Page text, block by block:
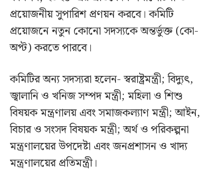
প্রয়োজনীয় সুপারিশ প্রণয়ন করবে। কমিটি
প্রয়োজনে নতুন কোনো সদস্যকে অন্তর্ভুক্ত (কো-
অপ্ট) করতে পারবে।
কমিটির অন্য সদস্যরা হলেন- স্বরাষ্ট্রমন্ত্রী; বিদ্যুৎ,
জ্বালানি ও খনিজ সম্পদ মন্ত্রী; মহিলা ও শিশু
বিষয়ক মন্ত্রণালয় এবং সমাজকল্যাণ মন্ত্রী; আইন,
বিচার ও সংসদ বিষয়ক মন্ত্রী; অর্থ ও পরিকল্পনা
মন্ত্রণালয়ের উপদেষ্টা এবং জনপ্রশাসন ও খাদ্য
মন্ত্রণালয়ের প্রতিমন্ত্রী।